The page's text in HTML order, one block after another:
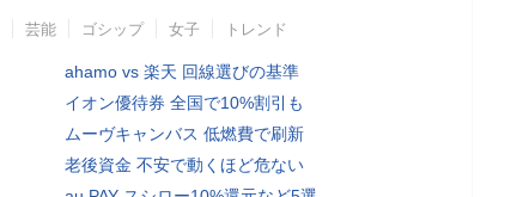
芸能 ゴシップ 女子 トレンド
ahamo vs 楽天 回線選びの基準
イオン優待券 全国で10%割引も
ムーヴキャンバス 低燃費で刷新
老後資金 不安で動くほど危ない